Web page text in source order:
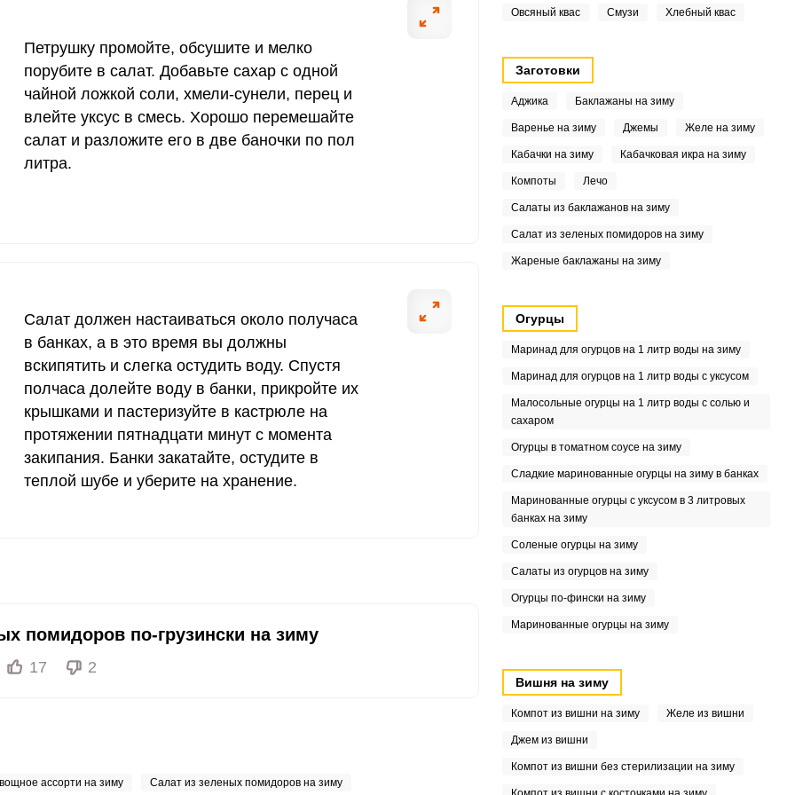
150 мкг 0.6
10 мкг 11.3
70 мкг
55 мкг 0.7
50 мкг 3.6
12 мг 1.9
1200 мкг
Петрушку промойте, обсушите и мелко
порубите в салат. Добавьте сахар с одной
чайной ложкой соли, хмели-сунели, перец и
влейте уксус в смесь. Хорошо перемешайте
салат и разложите его в две баночки по пол
литра.
Салат должен настаиваться около получаса
в банках, а в это время вы должны
вскипятить и слегка остудить воду. Спустя
полчаса долейте воду в банки, прикройте их
крышками и пастеризуйте в кастрюле на
протяжении пятнадцати минут с момента
закипания. Банки закатайте, остудите в
теплой шубе и уберите на хранение.
помидоров по-грузински на зиму
17 2
ассорти на зиму Салат из зеленых помидоров на зиму
Овсяный квас Смузи Хлебный квас
Заготовки
Аджика Баклажаны на зиму
Варенье на зиму Джемы Желе на зиму
Кабачки на зиму Кабачковая икра на зиму
Компоты Лечо
Салаты из баклажанов на зиму
Салат из зеленых помидоров на зиму
Жареные баклажаны на зиму
Огурцы
Маринад для огурцов на 1 литр воды на зиму
Маринад для огурцов на 1 литр воды с уксусом
Малосольные огурцы на 1 литр воды с солью и
сахаром
Огурцы в томатном соусе на зиму
Сладкие маринованные огурцы на зиму в банках
Маринованные огурцы с уксусом в 3 литровых
банках на зиму
Соленые огурцы на зиму
Салаты из огурцов на зиму
Огурцы по-фински на зиму
Маринованные огурцы на зиму
Вишня на зиму
Компот из вишни на зиму Желе из вишни
Джем из вишни
Компот из вишни без стерилизации на зиму